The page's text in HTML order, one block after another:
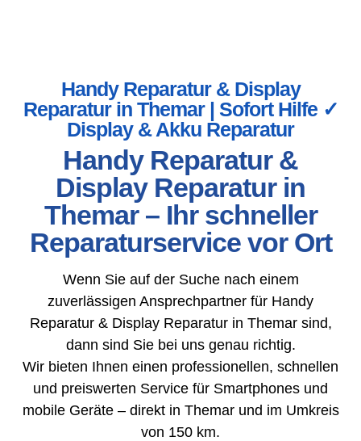
Handy Reparatur & Display
Reparatur in Themar | Sofort Hilfe ✓
Display & Akku Reparatur
Handy Reparatur &
Display Reparatur in
Themar – Ihr schneller
Reparaturservice vor Ort
Wenn Sie auf der Suche nach einem
zuverlässigen Ansprechpartner für Handy
Reparatur & Display Reparatur in Themar sind,
dann sind Sie bei uns genau richtig.
Wir bieten Ihnen einen professionellen, schnellen
und preiswerten Service für Smartphones und
mobile Geräte – direkt in Themar und im Umkreis
von 150 km.